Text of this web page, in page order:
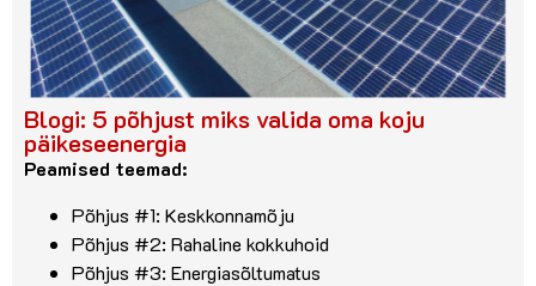
Blogi: 5 põhjust miks valida oma koju
päikeseenergia
Peamised teemad:
Põhjus #1: Keskkonnamõju
Põhjus #2: Rahaline kokkuhoid
Põhjus #3: Energiasõltumatus